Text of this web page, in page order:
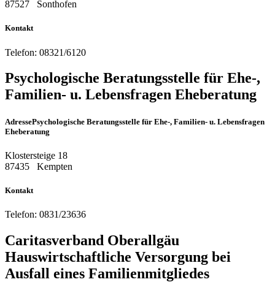
87527 Sonthofen
Kontakt
Telefon: 08321/6120
Psychologische Beratungsstelle für Ehe-,
Familien- u. Lebensfragen Eheberatung
AdressePsychologische Beratungsstelle für Ehe-, Familien- u. Lebensfragen
Eheberatung
Klostersteige 18
87435
Kempten
Kontakt
Telefon: 0831/23636
Caritasverband Oberallgäu
Hauswirtschaftliche Versorgung bei
Ausfall eines Familienmitgliedes